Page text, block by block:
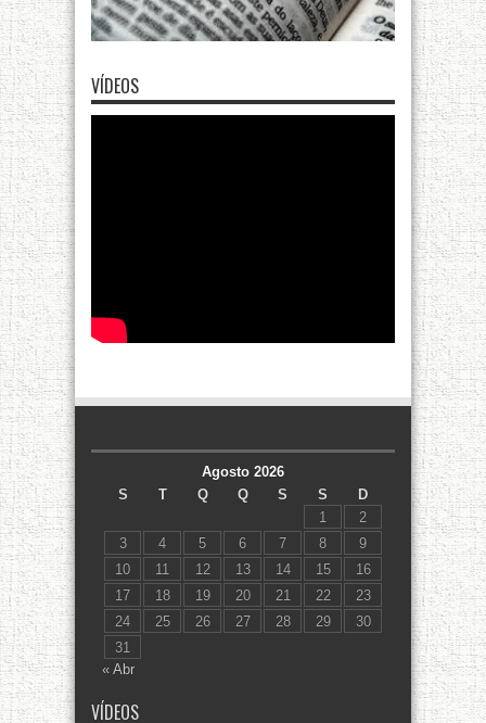
VÍDEOS
Agosto 2026
S
T Q Q S S
D
1
2
3
4 5 6 7 8
9
10
11 12 13 14 15
16
17
18 19 20 21 22
23
24
25 26 27 28 29
30
31
« Abr
VÍDEOS